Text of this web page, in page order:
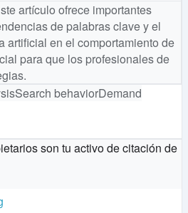
artículo ofrece importantes
de palabras clave y el
artificial en el comportamiento de
para que los profesionales de
Search behaviorDemand